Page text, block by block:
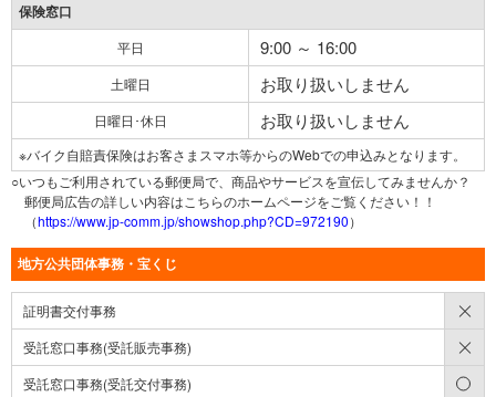
保険窓口
平日 9:00 ～ 16:00
土曜日 お取り扱いしません
日曜日･休日 お取り扱いしません
※バイク自賠責保険はお客さまスマホ等からのWebでの申込みとなります。
○いつもご利用されている郵便局で、商品やサービスを宣伝してみませんか？
郵便局広告の詳しい内容はこちらのホームページをご覧ください！！
（https://www.jp-comm.jp/showshop.php?CD=972190）
地方公共団体事務・宝くじ
証明書交付事務
受託窓口事務(受託販売事務)
受託窓口事務(受託交付事務)